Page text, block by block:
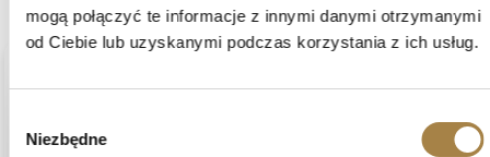
mogą połączyć te informacje z innymi danymi otrzymanymi
od Ciebie lub uzyskanymi podczas korzystania z ich usług.
zgody
Niezbędne
podgląd